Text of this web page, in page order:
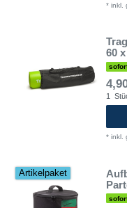
* inkl.
60
1
* inkl.
Artikelpaket